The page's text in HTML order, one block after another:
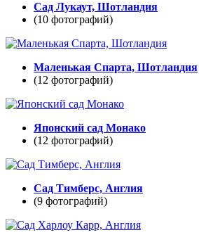
Сад Лукаут, Шотландия
(10 фотографий)
Маленькая Спарта, Шотландия
(12 фотографий)
Японский сад Монако
(12 фотографий)
Сад Тимберс, Англия
(9 фотографий)